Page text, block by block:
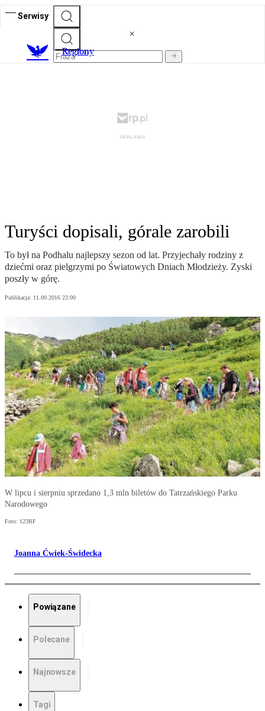
Serwisy
Regiony
Turyści dopisali, górale zarobili
To był na Podhalu najlepszy sezon od lat. Przyjechały rodziny z
dziećmi oraz pielgrzymi po Światowych Dniach Młodzieży. Zyski
poszły w górę.
Publikacja: 11.09.2016 23:00
W lipcu i sierpniu sprzedano 1,3 mln biletów do Tatrzańskiego Parku
Narodowego
Foto: 123RF
Joanna Ćwiek-Świdecka
Powiązane
Polecane
Najnowsze
Tagi